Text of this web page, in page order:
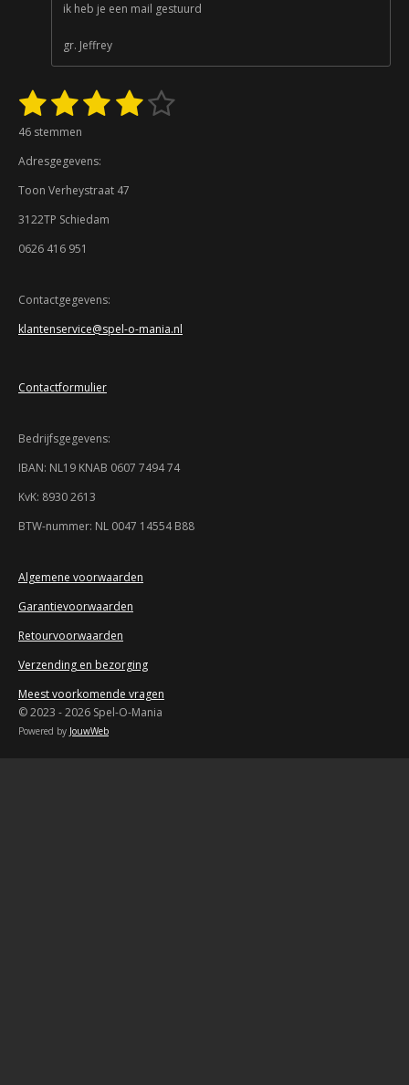
ik heb je een mail gestuurd
gr. Jeffrey
R
t
n
g
3
.
4
8
0
9
5
s
e
r
n
1
s
t
e
r
2
s
t
e
r
r
n
3
t
e
r
r
n
4
e
5
46 stemmen
Adresgegevens:
Toon Verheystraat 47
3122TP Schiedam
0626 416 951
Contactgegevens:
klantenservice@spel-o-mania.nl
Contactformulier
Bedrijfsgegevens:
IBAN: NL19 KNAB 0607 7494 74
KvK: 8930 2613
BTW-nummer: NL 0047 14554 B88
Algemene voorwaarden
Garantievoorwaarden
Retourvoorwaarden
Verzending en bezorging
Meest voorkomende vragen
© 2023 - 2026 Spel-O-Mania
Powered by JouwWeb